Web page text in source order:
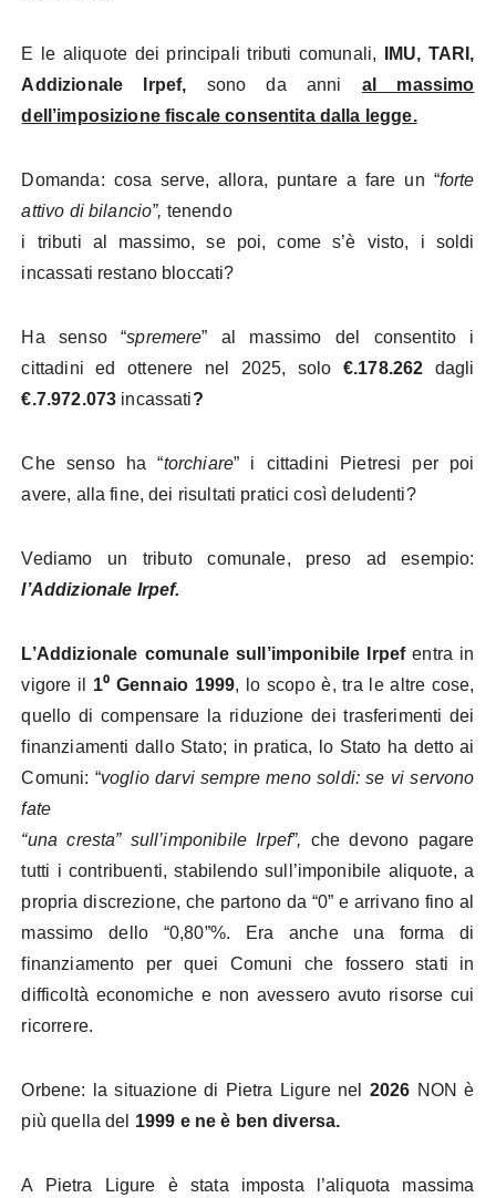
E le aliquote dei principali tributi comunali,
IMU, TARI,
Addizionale Irpef, sono da anni al massimo
dell’imposizione fiscale consentita dalla legge.
Domanda: cosa serve, allora, puntare a fare un “forte
attivo di bilancio”, tenendo
i tributi al massimo, se poi, come s’è visto, i soldi
incassati restano bloccati?
Ha senso “spremere” al massimo del consentito i
cittadini ed ottenere nel 2025, solo €.178.262 dagli
€.7.972.073 incassati?
Che senso ha “torchiare” i cittadini Pietresi per poi
avere, alla fine, dei risultati pratici così deludenti?
Vediamo un tributo comunale, preso ad esempio:
l’Addizionale Irpef.
L’Addizionale comunale sull’imponibile Irpefentra in
vigore il 1⁰ Gennaio 1999, lo scopo è, tra le altre cose,
quello di compensare la riduzione dei trasferimenti dei
finanziamenti dallo Stato; in pratica, lo Stato ha detto ai
Comuni: “voglio darvi sempre meno soldi: se vi servono
fate
“una cresta” sull’imponibile Irpef”, che devono pagare
tutti i contribuenti, stabilendo sull’imponibile aliquote, a
propria discrezione, che partono da “0” e arrivano fino al
massimo dello “0,80”%. Era anche una forma di
finanziamento per quei Comuni che fossero stati in
difficoltà economiche e non avessero avuto risorse cui
ricorrere.
Orbene: la situazione di Pietra Ligure nel 2026 NON è
più quella del 1999 e ne è ben diversa.
A Pietra Ligure è stata imposta l’aliquota massima